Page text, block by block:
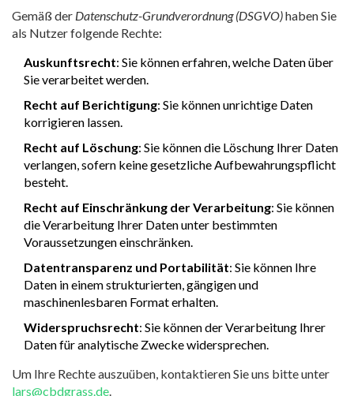
Gemäß der Datenschutz-Grundverordnung (DSGVO)haben Sie
als Nutzer folgende Rechte:
Auskunftsrecht: Sie können erfahren, welche Daten über
Sie verarbeitet werden.
Recht auf Berichtigung: Sie können unrichtige Daten
korrigieren lassen.
Recht auf Löschung: Sie können die Löschung Ihrer Daten
verlangen, sofern keine gesetzliche Aufbewahrungspflicht
besteht.
Recht auf Einschränkung der Verarbeitung: Sie können
die Verarbeitung Ihrer Daten unter bestimmten
Voraussetzungen einschränken.
Datentransparenz und Portabilität: Sie können Ihre
Daten in einem strukturierten, gängigen und
maschinenlesbaren Format erhalten.
Widerspruchsrecht: Sie können der Verarbeitung Ihrer
Daten für analytische Zwecke widersprechen.
Um Ihre Rechte auszuüben, kontaktieren Sie uns bitte unter
lars@cbdgrass.de.